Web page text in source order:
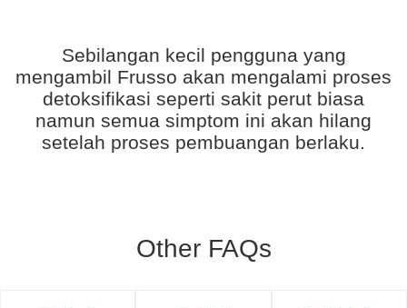
Sebilangan kecil pengguna yang
mengambil Frusso akan mengalami proses
detoksifikasi seperti sakit perut biasa
namun semua simptom ini akan hilang
setelah proses pembuangan berlaku.
Other FAQs